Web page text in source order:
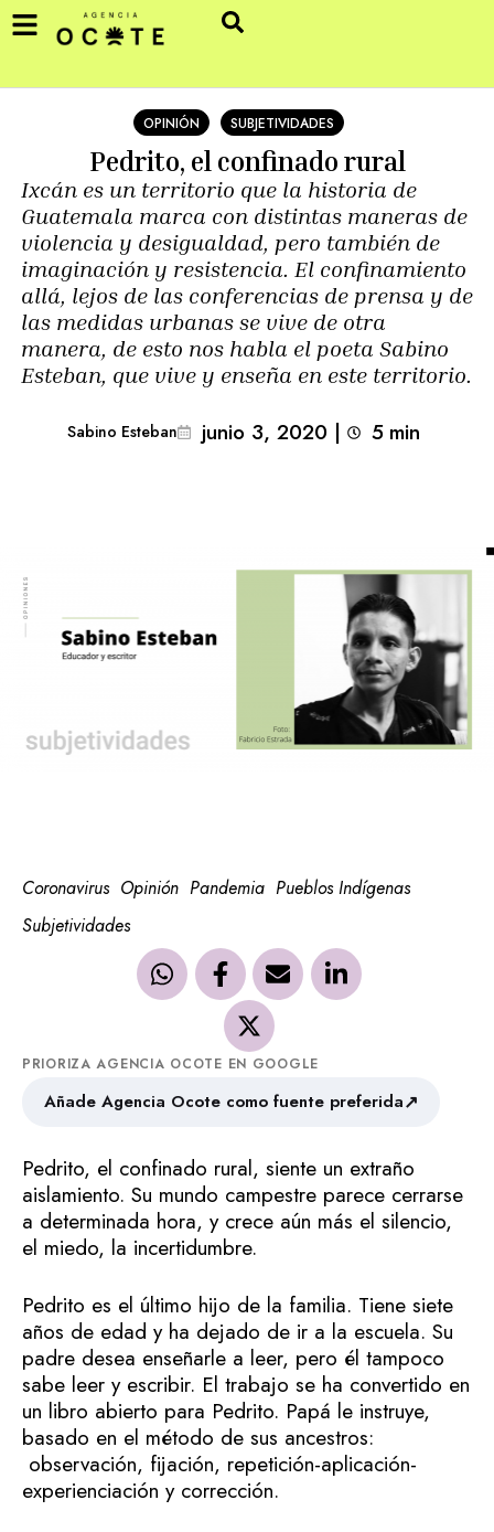
OPINIÓN SUBJETIVIDADES
Pedrito, el confinado rural
Ixcán es un territorio que la historia de
Guatemala marca con distintas maneras de
violencia y desigualdad, pero también de
imaginación y resistencia. El confinamiento
allá, lejos de las conferencias de prensa y de
las medidas urbanas se vive de otra
manera, de esto nos habla el poeta Sabino
Esteban, que vive y enseña en este territorio.
Sabino Esteban junio 3, 2020 | 5 min
Coronavirus Opinión Pandemia Pueblos Indígenas
Subjetividades
PRIORIZA AGENCIA OCOTE EN GOOGLE
Añade Agencia Ocote como fuente preferida↗
Pedrito, el confinado rural, siente un extraño
aislamiento. Su mundo campestre parece cerrarse
a determinada hora, y crece aún más el silencio,
el miedo, la incertidumbre.
Pedrito es el último hijo de la familia. Tiene siete
años de edad y ha dejado de ir a la escuela. Su
padre desea enseñarle a leer, pero él tampoco
sabe leer y escribir. El trabajo se ha convertido en
un libro abierto para Pedrito. Papá le instruye,
basado en el método de sus ancestros:
observación, fijación, repetición-aplicación-
experienciación y corrección.